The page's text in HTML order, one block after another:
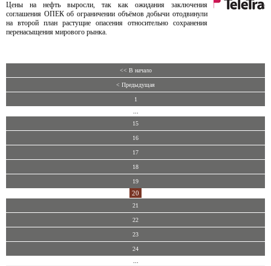
Цены на нефть выросли, так как ожидания заключения
соглашения ОПЕК об ограничении объёмов добычи отодвинули
на второй план растущие опасения относительно сохранения
перенасыщения мирового рынка.
<< В начало
< Предыдущая
1
15
16
17
18
19
20
21
22
23
24